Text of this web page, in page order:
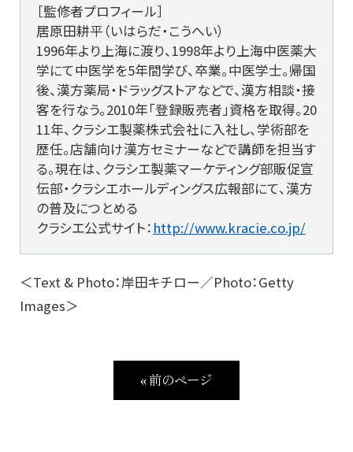
［監修者プロフィール］
居原田耕平（いはらだ・こうへい）
1996年より上海に渡り、1998年より上海中医薬大
学にて中医学を5年間学び、卒業。中医学士。帰国
後、漢方薬局・ドラッグストアなどで、漢方相談・接
客を行なう。2010年「登録販売者」資格を取得。20
11年、クラシエ製薬株式会社に入社し、学術部を
歴任。店舗向け漢方セミナーなどで講師を担当す
る。現在は、クラシエ製薬マーケティング部販促宣
伝部・クラシエホールディングス広報部にて、漢方
の普及につとめる
クラシエ公式サイト： http://www.kracie.co.jp/
＜Text & Photo：岸田キチロー／Photo：Getty
Images＞
« 前のページ